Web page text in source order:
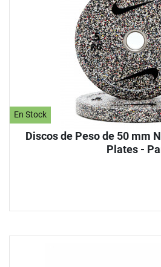
En Stock
Discos de Peso de 50 mm
Plates -